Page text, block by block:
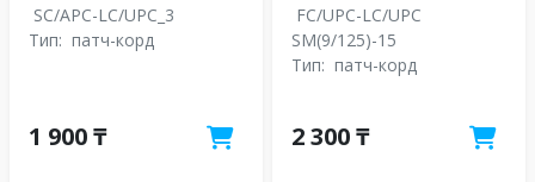
SC/APC-LC/UPC_3
Тип: патч-корд
1 900 ₸
FC/UPC-LC/UPC
SM(9/125)-15
Тип: патч-корд
2 300 ₸